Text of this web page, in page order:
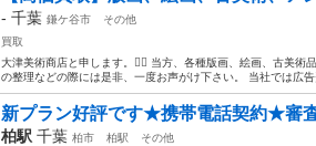
- 千葉 鎌ケ谷市
その他
買取
大津美術商店と申します。🙇‍♂️ 当方、各種版画、絵画、古美
の整理などの際には是非、一度お声がけ下さい。 当社では広
新プラン好評です★携帯電話契約★審
柏駅 千葉 柏市 柏駅
その他